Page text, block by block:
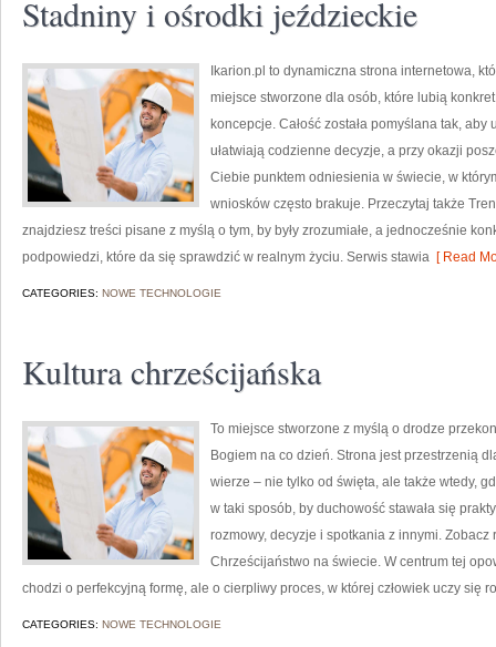
Stadniny i ośrodki jeździeckie
Ikarion.pl to dynamiczna strona internetowa,
miejsce stworzone dla osób, które lubią
koncepcje. Całość została pomyślana tak,
ułatwiają codzienne decyzje, a przy okazji
Ciebie punktem odniesienia w świecie, w
wniosków często brakuje. Przeczytaj także
znajdziesz treści pisane z myślą o tym, by były zrozumiałe, a jednocześnie
podpowiedzi, które da się sprawdzić w realnym życiu. Serwis stawia [ Read
CATEGORIES: NOWE TECHNOLOGIE
Kultura chrześcijańska
To miejsce stworzone z myślą o drodze
Bogiem na co dzień. Strona jest przestrzenią
wierze – nie tylko od święta, ale także wtedy,
w taki sposób, by duchowość stawała się
rozmowy, decyzje i spotkania z innymi.
Chrześcijaństwo na świecie. W centrum tej
chodzi o perfekcyjną formę, ale o cierpliwy proces, w której człowiek uczy się
CATEGORIES: NOWE TECHNOLOGIE